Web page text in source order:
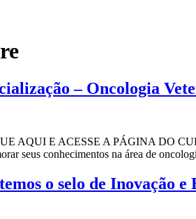
– Oncologia
AQUI E ACESSE A PÁGINA DO
seus conhecimentos na área de
o selo de Inovação